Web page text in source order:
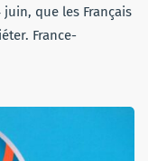
que les Français
France-